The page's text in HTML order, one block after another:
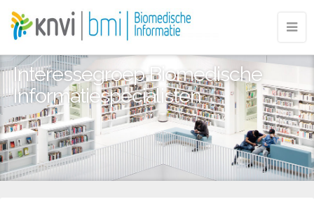
Interessegroep Biomedische
Informatiespecialisten